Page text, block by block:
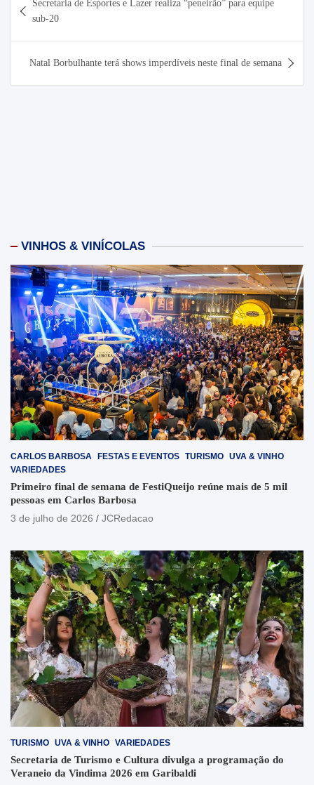
de
Post
Secretaria de Esportes e Lazer realiza “peneirão” para equipe
sub-20
Natal Borbulhante terá shows imperdíveis neste final de semana
VINHOS & VINÍCOLAS
CARLOS BARBOSA FESTAS E EVENTOS TURISMO UVA & VINHO
VARIEDADES
Primeiro final de semana de FestiQueijo reúne mais de 5 mil
pessoas em Carlos Barbosa
3 de julho de 2026
JCRedacao
TURISMO UVA & VINHO VARIEDADES
Secretaria de Turismo e Cultura divulga a programação do
Veraneio da Vindima 2026 em Garibaldi